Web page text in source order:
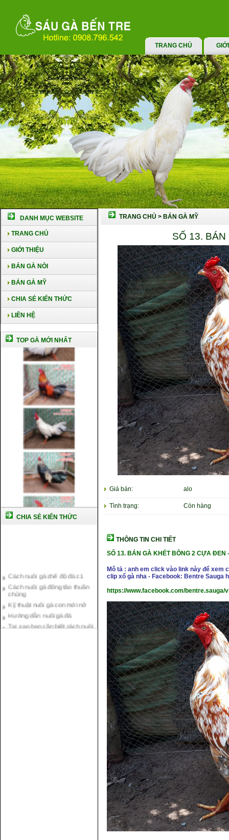
TRANG CHỦ
DANH MỤC WEBSITE
TRANG CHỦ
GIỚI THIỆU
BÁN GÀ NÒI
BÁN GÀ MỸ
CHIA SẺ KIẾN THỨC
LIÊN HỆ
TOP GÀ MỚI NHẤT
CHIA SẺ KIẾN THỨC
Cách nuôi gà đông tảo thuần
chủng
Kỹ thuật nuôi gà con mới nở
Hướng dẫn nuôi gà đá
Tại sao bạn cần biết cách nuôi
gà chọi ?
TRANG CHỦ > BÁN GÀ MỸ
SỐ 13.
Giá bán: alo
Tình trạng: Còn hàng
THÔNG TIN CHI TIẾT
SỐ 13.BÁN GÀ KHÉT BÔNG 2 CỰA ĐEN
Mô tả : anh em click vào link này để xem
clip xổ gà nha - Facebook: Bentre Sauga
https://www.facebook.com/bentre.sauga/